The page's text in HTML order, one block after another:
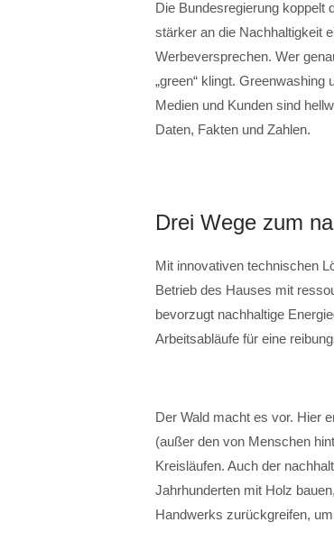
Die Bundesregierung koppelt
stärker an die Nachhaltigkeit
Werbeversprechen. Wer
„green“ klingt.
Medien und Kunden sind
Daten, Fakten und Zahlen.
Drei Wege zum
Mit innovativen technischen
Betrieb des Hauses mit
bevorzugt nachhaltige
Arbeitsabläufe für eine
Der Wald macht es vor. Hier
(außer den von Menschen
Kreisläufen. Auch der
Jahrhunderten mit Holz
Handwerks zurückgreifen,